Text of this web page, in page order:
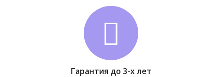
Гарантия до 3-х лет